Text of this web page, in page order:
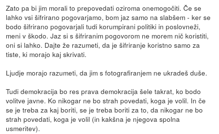
Zato pa bi jim morali to prepovedati oziroma onemogočiti. Če se
lahko vsi šifrirano pogovarjamo, bom jaz samo na slabšem - ker se
bodo šifrirano pogovarjali tudi korumpirani politiki in poslovneži,
meni v škodo. Jaz si s šifriranim pogovorom ne morem nič koristiti,
oni si lahko. Dajte že razumeti, da je šifriranje koristno samo za
tiste, ki morajo kaj skrivati.
Ljudje morajo razumeti, da jim s fotografiranjem ne ukradeš duše.
Tudi demokracija bo res prava demokracija šele takrat, ko bodo
volitve javne. Ko nikogar ne bo strah povedati, koga je volil. In če
se je treba za kaj boriti, se je treba boriti za to, da nikogar ne bo
strah povedati, koga je volil (in kakšna je njegova spolna
usmeritev).